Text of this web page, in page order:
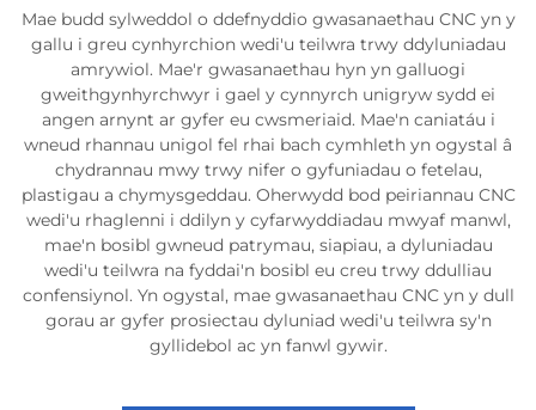
Mae budd sylweddol o ddefnyddio gwasanaethau CNC yn y
gallu i greu cynhyrchion wedi'u teilwra trwy ddyluniadau
amrywiol. Mae'r gwasanaethau hyn yn galluogi
gweithgynhyrchwyr i gael y cynnyrch unigryw sydd ei
angen arnynt ar gyfer eu cwsmeriaid. Mae'n caniatáu i
wneud rhannau unigol fel rhai bach cymhleth yn ogystal â
chydrannau mwy trwy nifer o gyfuniadau o fetelau,
plastigau a chymysgeddau. Oherwydd bod peiriannau CNC
wedi'u rhaglenni i ddilyn y cyfarwyddiadau mwyaf manwl,
mae'n bosibl gwneud patrymau, siapiau, a dyluniadau
wedi'u teilwra na fyddai'n bosibl eu creu trwy ddulliau
confensiynol. Yn ogystal, mae gwasanaethau CNC yn y dull
gorau ar gyfer prosiectau dyluniad wedi'u teilwra sy'n
gyllidebol ac yn fanwl gywir.